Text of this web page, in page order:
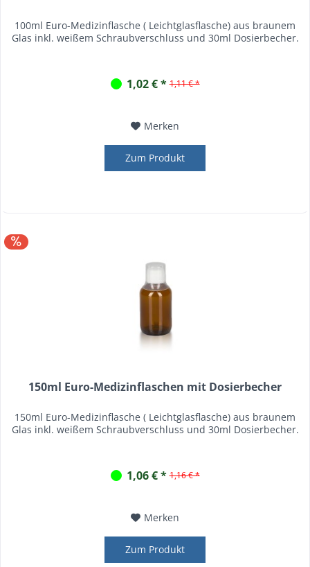
100ml Euro-Medizinflasche ( Leichtglasflasche) aus braunem
Glas inkl. weißem Schraubverschluss und 30ml Dosierbecher.
1,02 € * 1,11 € *
Merken
Zum Produkt
150ml Euro-Medizinflaschen mit Dosierbecher
150ml Euro-Medizinflasche ( Leichtglasflasche) aus braunem
Glas inkl. weißem Schraubverschluss und 30ml Dosierbecher.
1,06 € * 1,16 € *
Merken
Zum Produkt